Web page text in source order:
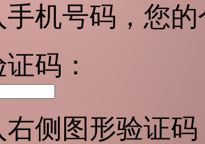
手机号码，您
码：
侧图形验证码